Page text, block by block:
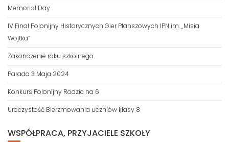
Memorial Day
IV Finał Polonijny Historycznych Gier Planszowych IPN im. „Misia
Wojtka”
Zakończenie roku szkolnego.
Parada 3 Maja 2024
Konkurs Polonijny Rodzic na 6
Uroczystość Bierzmowania uczniów klasy 8
WSPÓŁPRACA, PRZYJACIELE SZKOŁY